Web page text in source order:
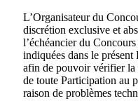
L’Organisateur du
discrétion exclusive et
l’échéancier du
indiquées dans le présent
afin de pouvoir vérifier la
de toute Participation au
raison de problèmes